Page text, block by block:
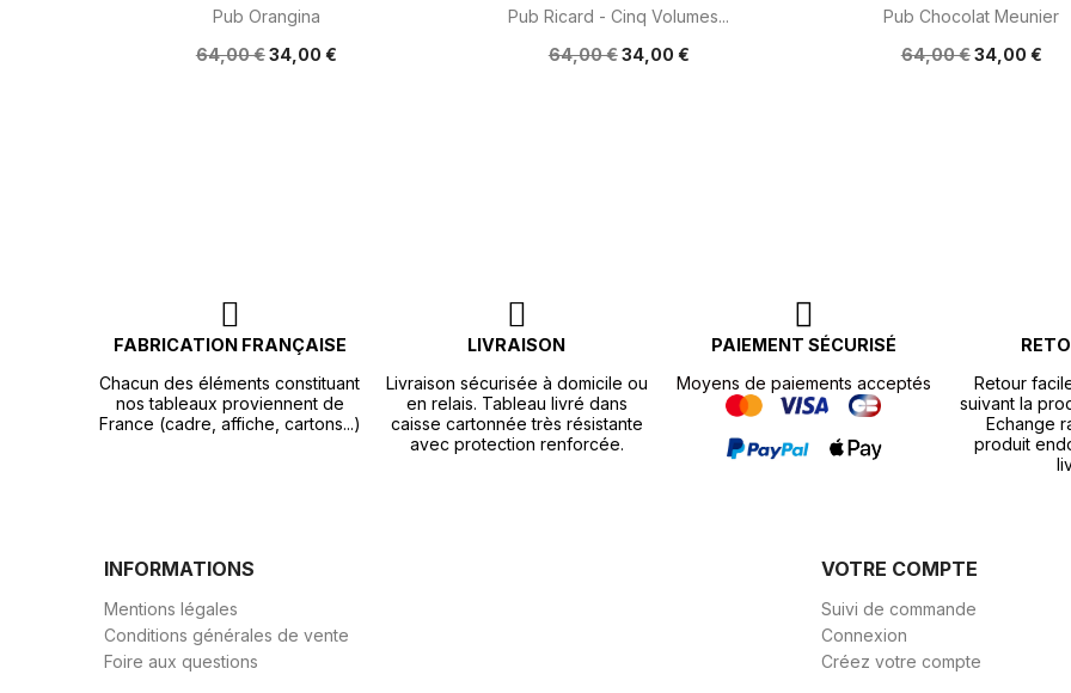
Aperçu rapide
Pub Orangina
64,00 €34,00 €
Aperçu rapide
Pub Ricard - Cinq Volumes...
64,00 €34,00 €
 Aperçu rapide
Pub Chocolat Meunier
64,00 €34,00 €
FABRICATION FRANÇAISE
Chacun des éléments constituant
nos tableaux proviennent de
France (cadre, affiche, cartons...)
LIVRAISON
Livraison sécurisée à domicile ou
en relais. Tableau livré dans
caisse cartonnée très résistante
avec protection renforcée.
PAIEMENT SÉCURISÉ
Moyens de paiements acceptés
Retour
suivant la
Echange
produit
INFORMATIONS
Mentions légales
Conditions générales de vente
Foire aux questions
VOTRE COMPTE
Suivi de commande
Connexion
Créez votre compte